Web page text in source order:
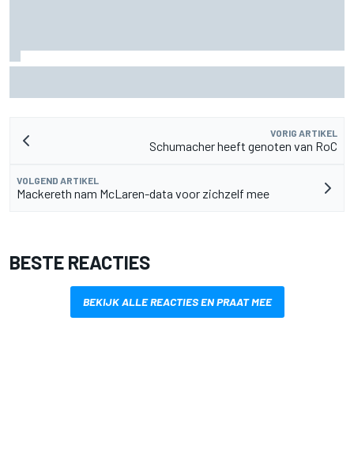
VORIG ARTIKEL
Schumacher heeft genoten van RoC
VOLGEND ARTIKEL
Mackereth nam McLaren-data voor zichzelf mee
BESTE REACTIES
BEKIJK ALLE REACTIES EN PRAAT MEE